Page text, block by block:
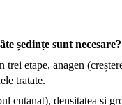
ședințe sunt necesare?
trei etape, anagen
tratate.
cutanat), densitatea și